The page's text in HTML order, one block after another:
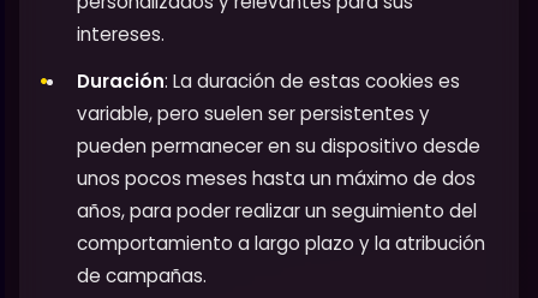
intereses.
Duración: La duración de estas cookies es
variable, pero suelen ser persistentes y
pueden permanecer en su dispositivo desde
unos pocos meses hasta un máximo de dos
años, para poder realizar un seguimiento del
comportamiento a largo plazo y la atribución
de campañas.